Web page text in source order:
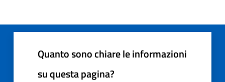
Quanto sono chiare le informazioni
su questa pagina?